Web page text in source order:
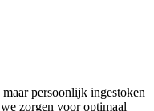
persoonlijk ingestoken
zorgen voor optimaal